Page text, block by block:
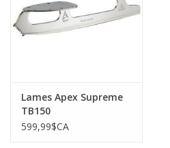
Lames Apex Supreme
TB150
599,99$CA